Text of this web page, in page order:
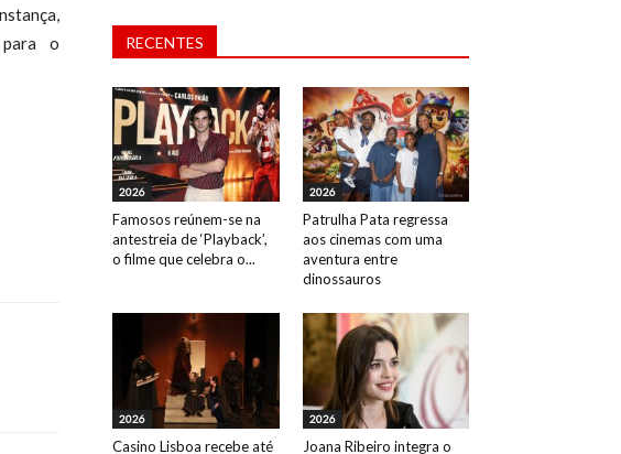
o
RECENTES
2026
Famosos reúnem-se na
antestreia de ‘Playback’,
o filme que celebra o...
2026
Patrulha Pata regressa
aos cinemas com uma
aventura entre
dinossauros
2026
Casino Lisboa recebe até
2026
Joana Ribeiro integra o